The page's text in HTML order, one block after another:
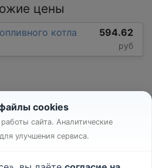
цены
котла
594.62
руб
Реклама
cookies
сайта. Аналитические
улучшения сервиса.